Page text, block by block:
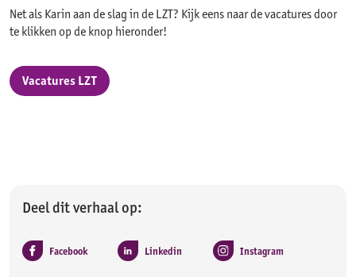
Net als Karin aan de slag in de LZT? Kijk eens naar de vacatures door
te klikken op de knop hieronder!
Vacatures LZT
Deel dit verhaal op:
Facebook Linkedin Instagram